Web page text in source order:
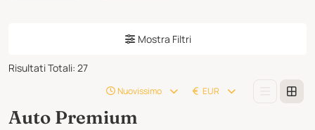
Mostra Filtri
Risultati Totali: 27
Nuovissimo EUR
Auto Premium